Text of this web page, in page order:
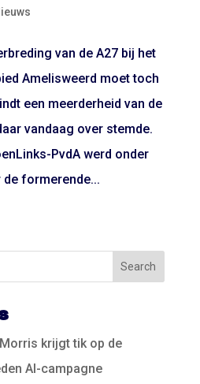
van de A27 bij het
Amelisweerd moet toch
een meerderheid van de
vandaag over stemde.
PvdA werd onder
formerende...
krijgt tik op de
AI-campagne